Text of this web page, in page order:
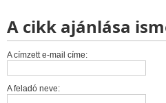
A cikk ajánlása
A címzett e-mail címe:
A feladó neve: